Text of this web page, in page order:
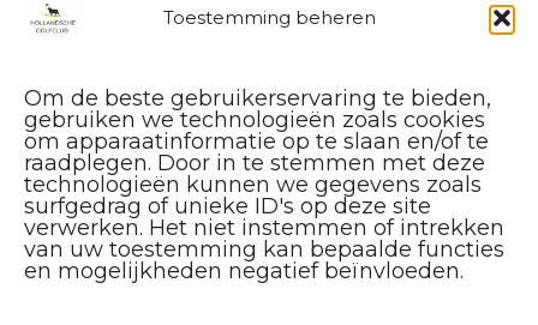
Toestemming beheren
Om de beste gebruikerservaring te bieden,
gebruiken we technologieën zoals cookies
om apparaatinformatie op te slaan en/of te
raadplegen. Door in te stemmen met deze
technologieën kunnen we gegevens zoals
surfgedrag of unieke ID's op deze site
verwerken. Het niet instemmen of intrekken
van uw toestemming kan bepaalde functies
en mogelijkheden negatief beïnvloeden.